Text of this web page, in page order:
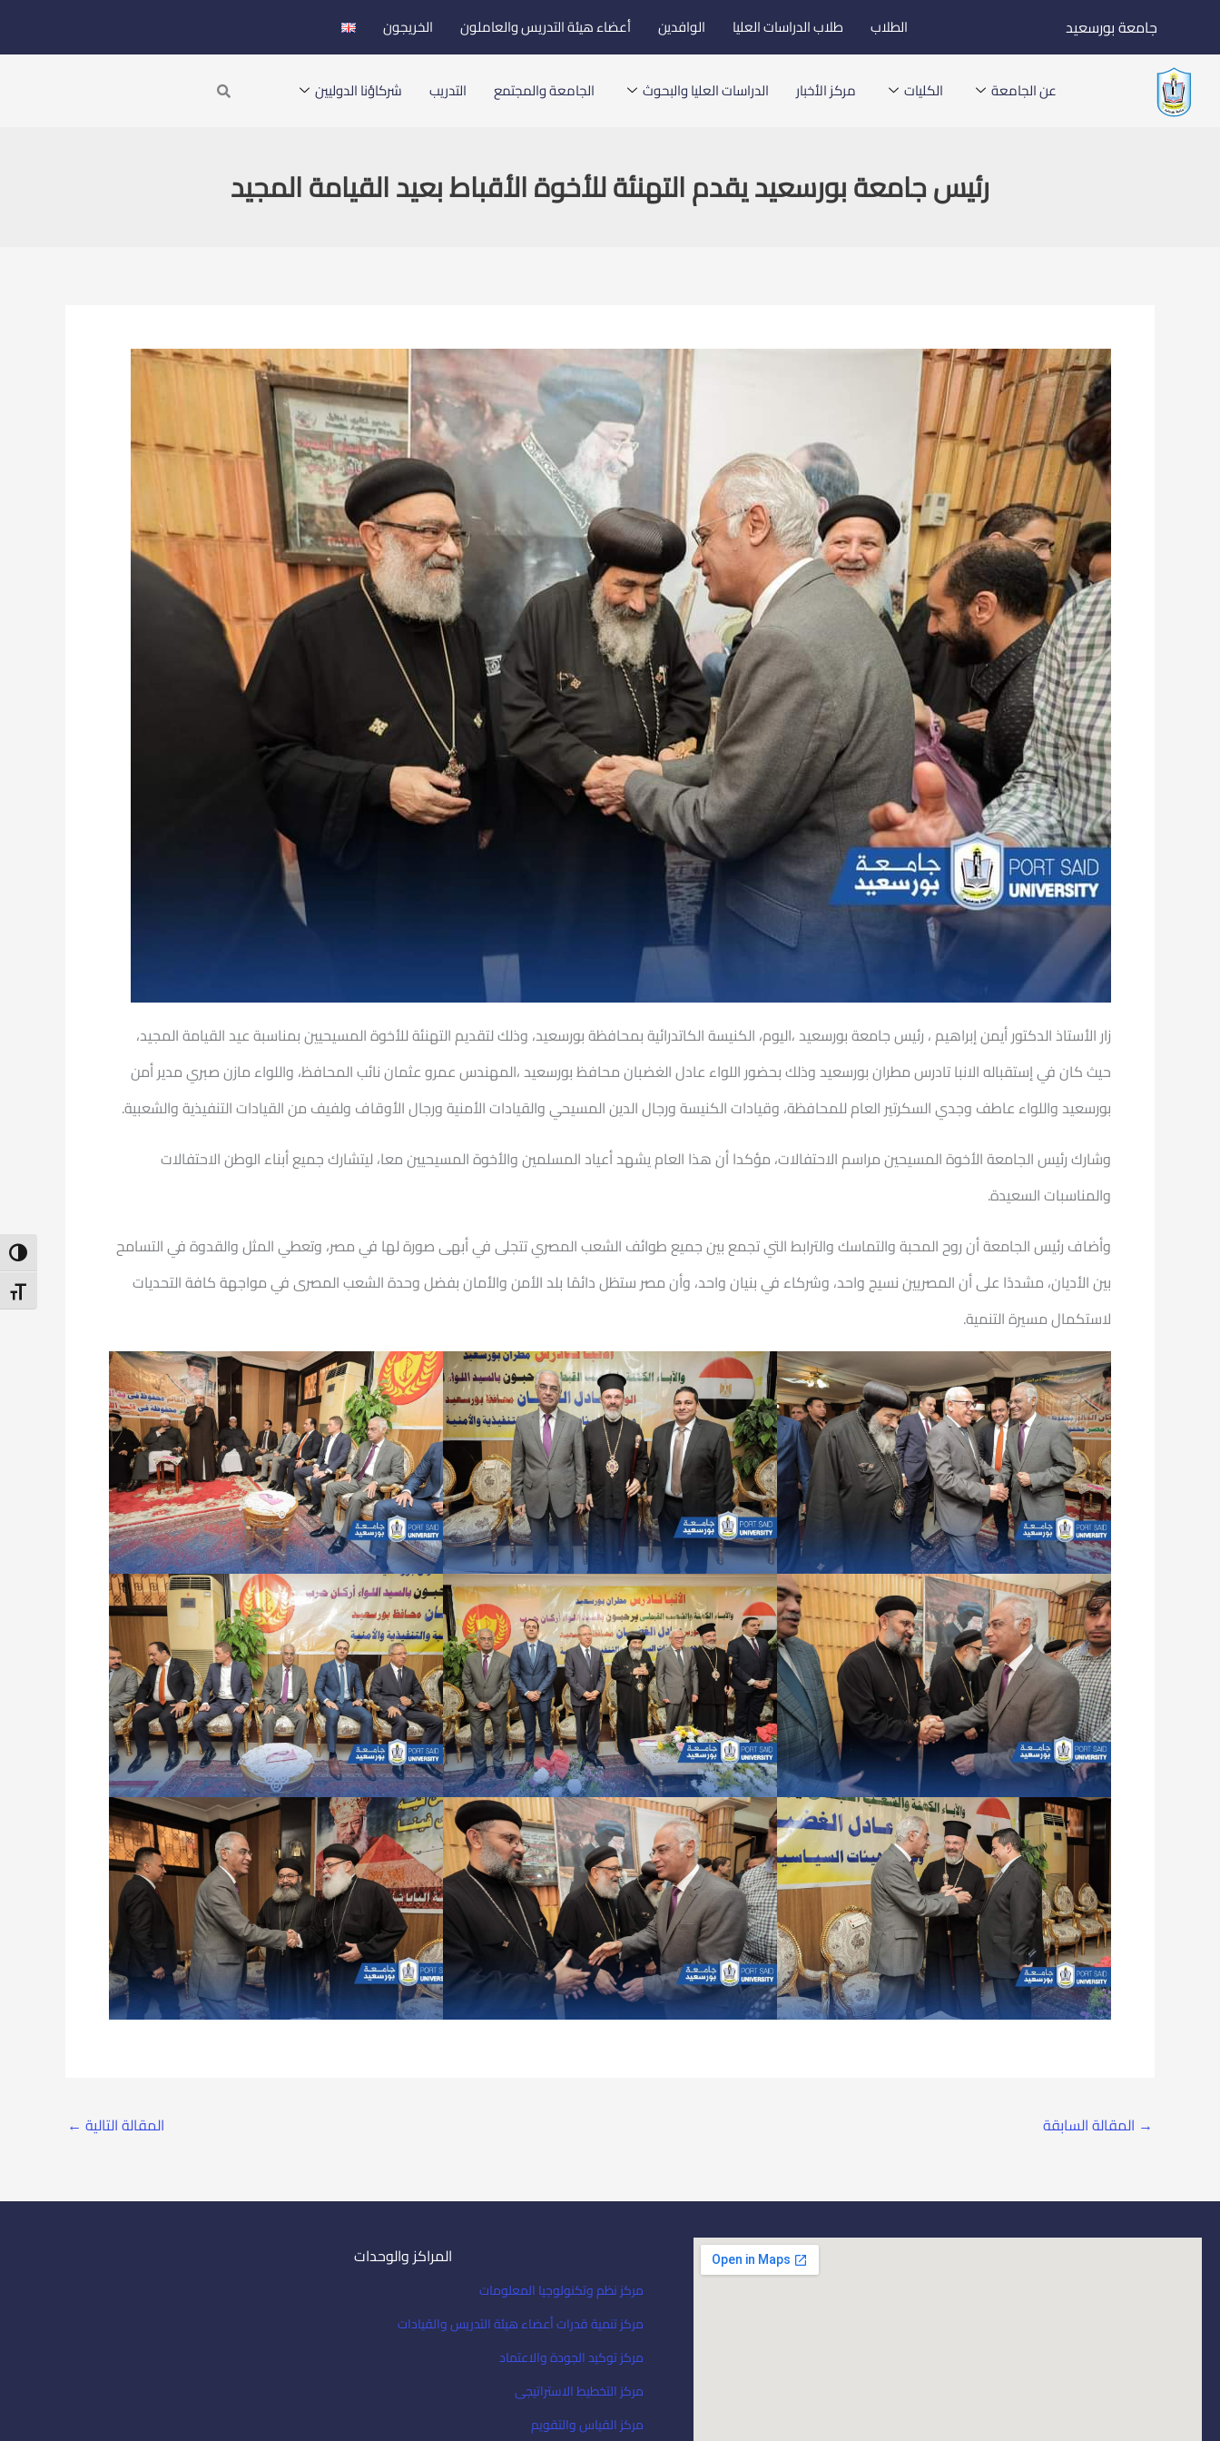
إلى
المحتوى
جامعة بورسعيد الطلاب طلاب الدراسات العليا الوافدين أعضاء هيئة التدريس والعاملون الخريجون
عن الجامعة الكليات مركز الأخبار الدراسات العليا والبحوث الجامعة والمجتمع التدريب شركاؤنا الدوليين Search
رئيس جامعة بورسعيد يقدم التهنئة للأخوة الأقباط بعيد القيامة المجيد
زار الأستاذ الدكتور أيمن إبراهيم ، رئيس جامعة بورسعيد ،اليوم، الكنيسة الكاتدرائية بمحافظة بورسعيد، وذلك لتقديم التهنئة للأخوة المسيحيين بمناسبة عيد القيامة المجيد،
حيث كان في إستقباله الانبا تادرس مطران بورسعيد وذلك بحضور اللواء عادل الغضبان محافظ بورسعيد ،المهندس عمرو عثمان نائب المحافظ، واللواء مازن صبري مدير أمن
بورسعيد واللواء عاطف وجدي السكرتير العام للمحافظة، وقيادات الكنيسة ورجال الدين المسيحي والقيادات الأمنية ورجال الأوقاف ولفيف من القيادات التنفيذية والشعبية.
وشارك رئيس الجامعة الأخوة المسيحين مراسم الاحتفالات، مؤكدا أن هذا العام يشهد أعياد المسلمين والأخوة المسيحيين معا، ليتشارك جميع أبناء الوطن الاحتفالات
والمناسبات السعيدة.
وأضاف رئيس الجامعة أن روح المحبة والتماسك والترابط التي تجمع بين جميع طوائف الشعب المصري تتجلى في أبهى صورة لها في مصر، وتعطي المثل والقدوة في التسامح
بين الأديان، مشددًا على أن المصريين نسيج واحد، وشركاء في بنيان واحد، وأن مصر ستظل دائمًا بلد الأمن والأمان بفضل وحدة الشعب المصرى في مواجهة كافة التحديات
لاستكمال مسيرة التنمية.
→ المقالة السابقة المقالة التالية ←
المراكز والوحدات
مركز نظم وتكنولوجيا المعلومات
مركز تنمية قدرات أعضاء هيئة التدريس والقيادات
مركز توكيد الجودة والاعتماد
مركز التخطيط الاستراتيجى
مركز القياس والتقويم